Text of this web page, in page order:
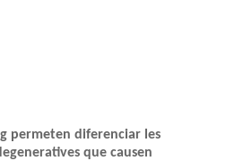
permeten diferenciar les
que causen